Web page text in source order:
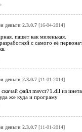
деньги 2.3.0.7[16-04-2014]
пашет как миленькая.
с самого её
деньги 2.3.0.7[11-01-2014]
скачай файл msvcr71.dll из инета
же куда и програму
деньги 2.3.0.7[11-01-2014]